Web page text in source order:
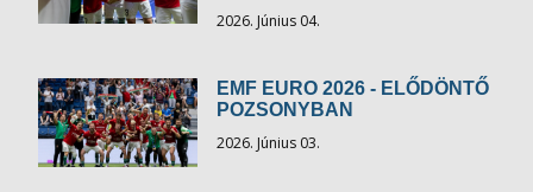
2026. Június 04.
EMF EURO 2026 - ELŐDÖNTŐ
POZSONYBAN
2026. Június 03.